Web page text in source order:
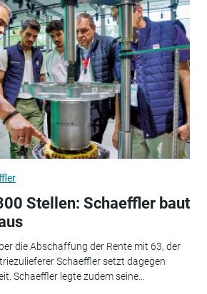
Stellen: Schaeffler baut
die Abschaffung der Rente mit 63, der
Schaeffler setzt dagegen
Schaeffler legte zudem seine...